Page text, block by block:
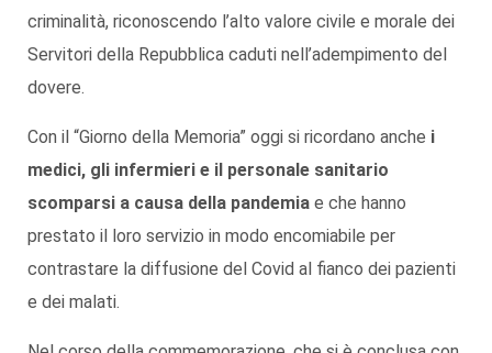
criminalità, riconoscendo l’alto valore civile e morale dei
Servitori della Repubblica caduti nell’adempimento del
dovere.
Con il “Giorno della Memoria” oggi si ricordano anche i
medici, gli infermieri e il personale sanitario
scomparsi a causa della pandemia e che hanno
prestato il loro servizio in modo encomiabile per
contrastare la diffusione del Covid al fianco dei pazienti
e dei malati.